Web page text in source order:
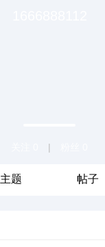
|
主题 帖子